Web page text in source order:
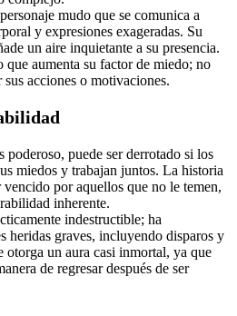
mudo que se comunica a
y expresiones exageradas. Su
un aire inquietante a su presencia.
aumenta su factor de miedo; no
acciones o motivaciones.
poderoso, puede ser derrotado si los
miedos y trabajan juntos. La historia
vencido por aquellos que no le temen,
inherente.
indestructible; ha
heridas graves, incluyendo disparos y
otorga un aura casi inmortal, ya que
de regresar después de ser